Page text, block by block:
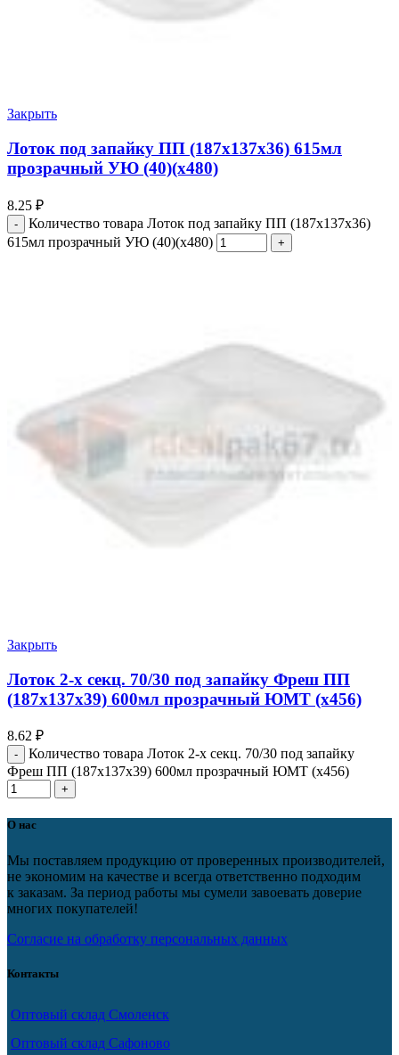
Закрыть
Лоток под запайку ПП (187х137х36) 615мл
прозрачный УЮ (40)(х480)
8.25 ₽
Количество товара Лоток под запайку ПП (187х137х36)
615мл прозрачный УЮ (40)(х480)
Закрыть
Лоток 2-х секц. 70/30 под запайку Фреш ПП
(187х137х39) 600мл прозрачный ЮМТ (х456)
8.62 ₽
Количество товара Лоток 2-х секц. 70/30 под запайку
Фреш ПП (187х137х39) 600мл прозрачный ЮМТ (х456)
О нас
Мы поставляем продукцию от проверенных производителей,
не экономим на качестве и всегда ответственно подходим
к заказам. За период работы мы сумели завоевать доверие
многих покупателей!
Согласие на обработку персональных данных
Контакты
Оптовый склад Смоленск
Оптовый склад Сафоново